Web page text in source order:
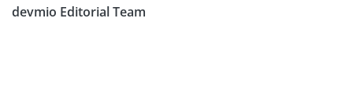
devmio Editorial Team